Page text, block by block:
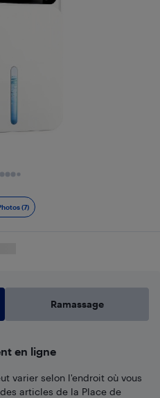
(7)
Ramassage
en ligne
varier selon l'endroit où vous
articles de la Place de